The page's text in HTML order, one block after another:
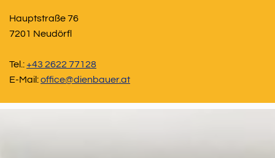
Hauptstraße 76
7201 Neudörfl
Tel.:+43 2622 77128
E-Mail:office@dienbauer.at